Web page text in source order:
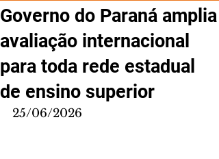
Governo do Paraná amplia
avaliação internacional
para toda rede estadual
de ensino superior
25/06/2026